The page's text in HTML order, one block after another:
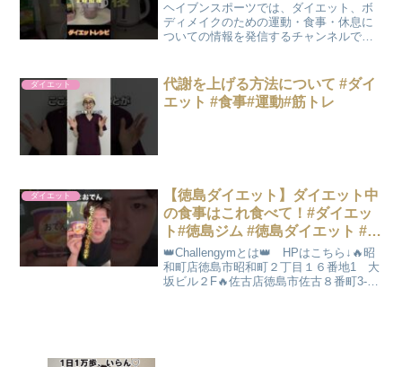
ヘイブンスポーツでは、ダイエット、ボ
ディメイクのための運動・食事・休息に
ついての情報を発信するチャンネルで
トレーニングジムです！・ボディメイク
コース・健康コー...
ダイエット
代謝を上げる方法について #ダイ
エット #食事#運動#筋トレ
ダイエット
【徳島ダイエット】ダイエット中
の食事はこれ食べて！#ダイエッ
ト#徳島ジム #徳島ダイエット #徳
島パーソナルジム
👑Challengymとは👑 HPはこちら↓🔥昭
和町店徳島市昭和町２丁目１６番地1 大
坂ビル２F🔥佐古店徳島市佐古８番町3-20